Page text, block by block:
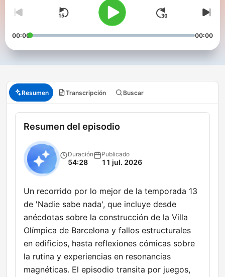
00:00 00:00
Resumen Transcripción Buscar
Resumen del episodio
Duración
54:28
Publicado
11 jul. 2026
Un recorrido por lo mejor de la temporada 13
de 'Nadie sabe nada', que incluye desde
anécdotas sobre la construcción de la Villa
Olímpica de Barcelona y fallos estructurales
en edificios, hasta reflexiones cómicas sobre
la rutina y experiencias en resonancias
magnéticas. El episodio transita por juegos,